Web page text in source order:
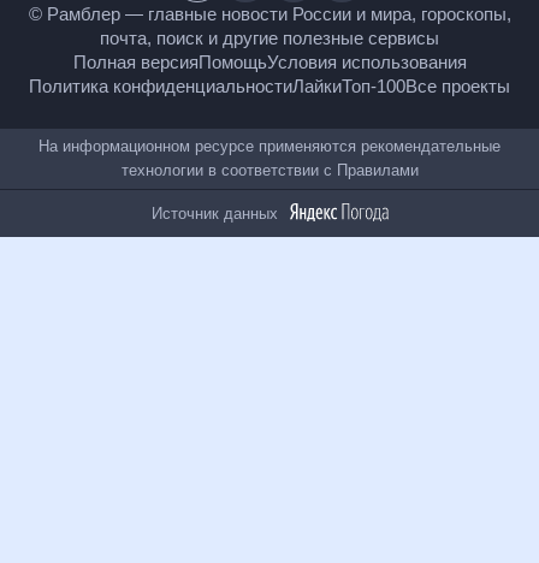
© Рамблер — главные новости России и мира,
гороскопы, почта, поиск и другие полезные сервисы
Полная версияПомощьУсловия использования
Политика конфиденциальностиЛайкиТоп-100
На информационном ресурсе применяются
рекомендательные технологии в соответствии сПравилами
Источник данных